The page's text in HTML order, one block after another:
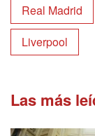
Real Madrid
Liverpool
Las más